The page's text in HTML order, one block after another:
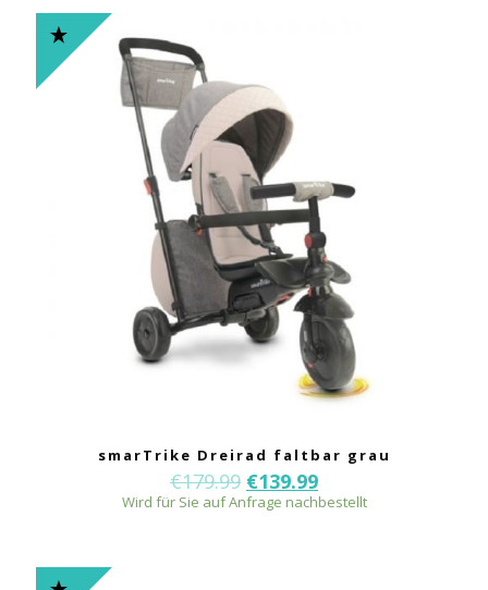
smarTrike Dreirad faltbar grau
€179.99 €139.99
Wird für Sie auf Anfrage nachbestellt